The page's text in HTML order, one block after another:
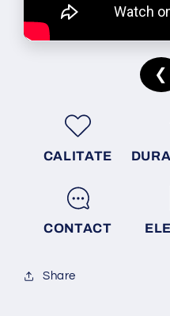
❮
CALITATE
CONTACT
Share